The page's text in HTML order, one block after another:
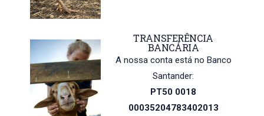
TRANSFERÊNCIA
BANCÁRIA
A nossa conta está no Banco
Santander:
PT50 0018
00035204783402013